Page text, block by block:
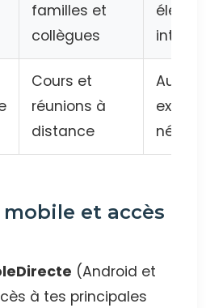
familles et
collègues
Cours et
réunions à
distance
Aucun
et accès
(Android et
à tes principales